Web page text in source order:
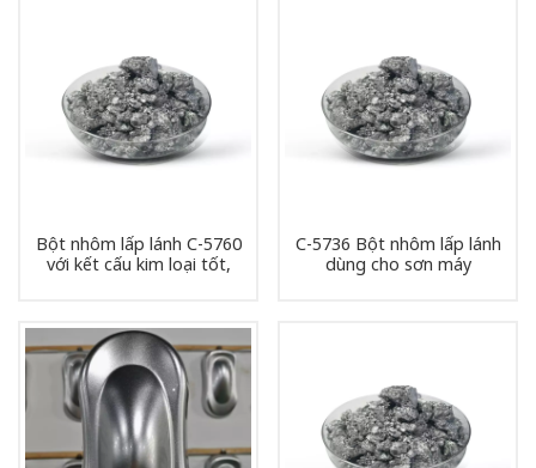
Bột nhôm lấp lánh C-5760
với kết cấu kim loại tốt,
C-5736 Bột nhôm lấp lánh
dùng cho sơn máy